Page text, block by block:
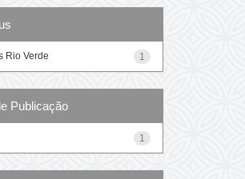
1
Rio Verde
Publicação
1